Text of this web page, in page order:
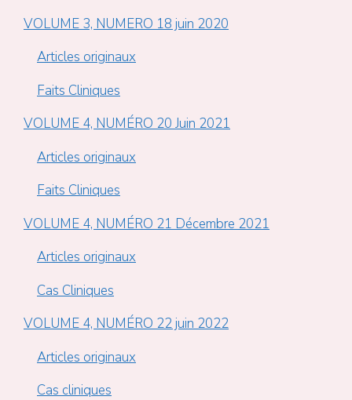
VOLUME 3, NUMERO 18 juin 2020
Articles originaux
Faits Cliniques
VOLUME 4, NUMÉRO 20 Juin 2021
Articles originaux
Faits Cliniques
VOLUME 4, NUMÉRO 21 Décembre 2021
Articles originaux
Cas Cliniques
VOLUME 4, NUMÉRO 22 juin 2022
Articles originaux
Cas cliniques